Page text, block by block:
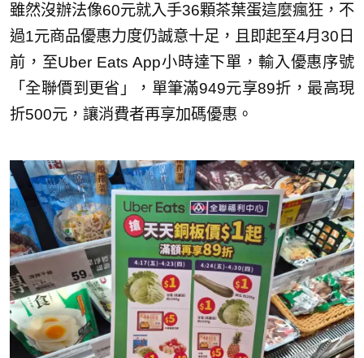
雖然沒辦法像60元就入手36顆茶葉蛋這麼瘋狂，不
過1元商品優惠力度仍誠意十足，且即起至4月30日
前，至Uber Eats App小時達下單，輸入優惠序號
「全聯價到更省」，單筆滿949元享89折，最高現
折500元，讓消費者再享加碼優惠。